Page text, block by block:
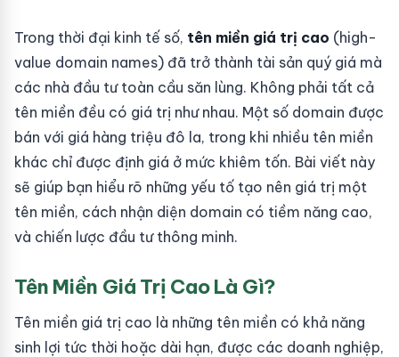
Trong thời đại kinh tế số, tên miền giá trị cao (high-
value domain names) đã trở thành tài sản quý giá mà
các nhà đầu tư toàn cầu săn lùng. Không phải tất cả
tên miền đều có giá trị như nhau. Một số domain được
bán với giá hàng triệu đô la, trong khi nhiều tên miền
khác chỉ được định giá ở mức khiêm tốn. Bài viết này
sẽ giúp bạn hiểu rõ những yếu tố tạo nên giá trị một
tên miền, cách nhận diện domain có tiềm năng cao,
và chiến lược đầu tư thông minh.
Tên Miền Giá Trị Cao Là Gì?
Tên miền giá trị cao là những tên miền có khả năng
sinh lợi tức thời hoặc dài hạn, được các doanh nghiệp,